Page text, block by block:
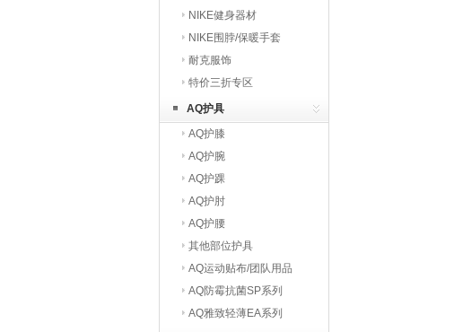
NIKE健身器材
NIKE围脖/保暖手套
耐克服饰
特价三折专区
AQ护具
AQ护膝
AQ护腕
AQ护踝
AQ护肘
AQ护腰
其他部位护具
AQ运动贴布/团队用品
AQ防霉抗菌SP系列
AQ雅致轻薄EA系列